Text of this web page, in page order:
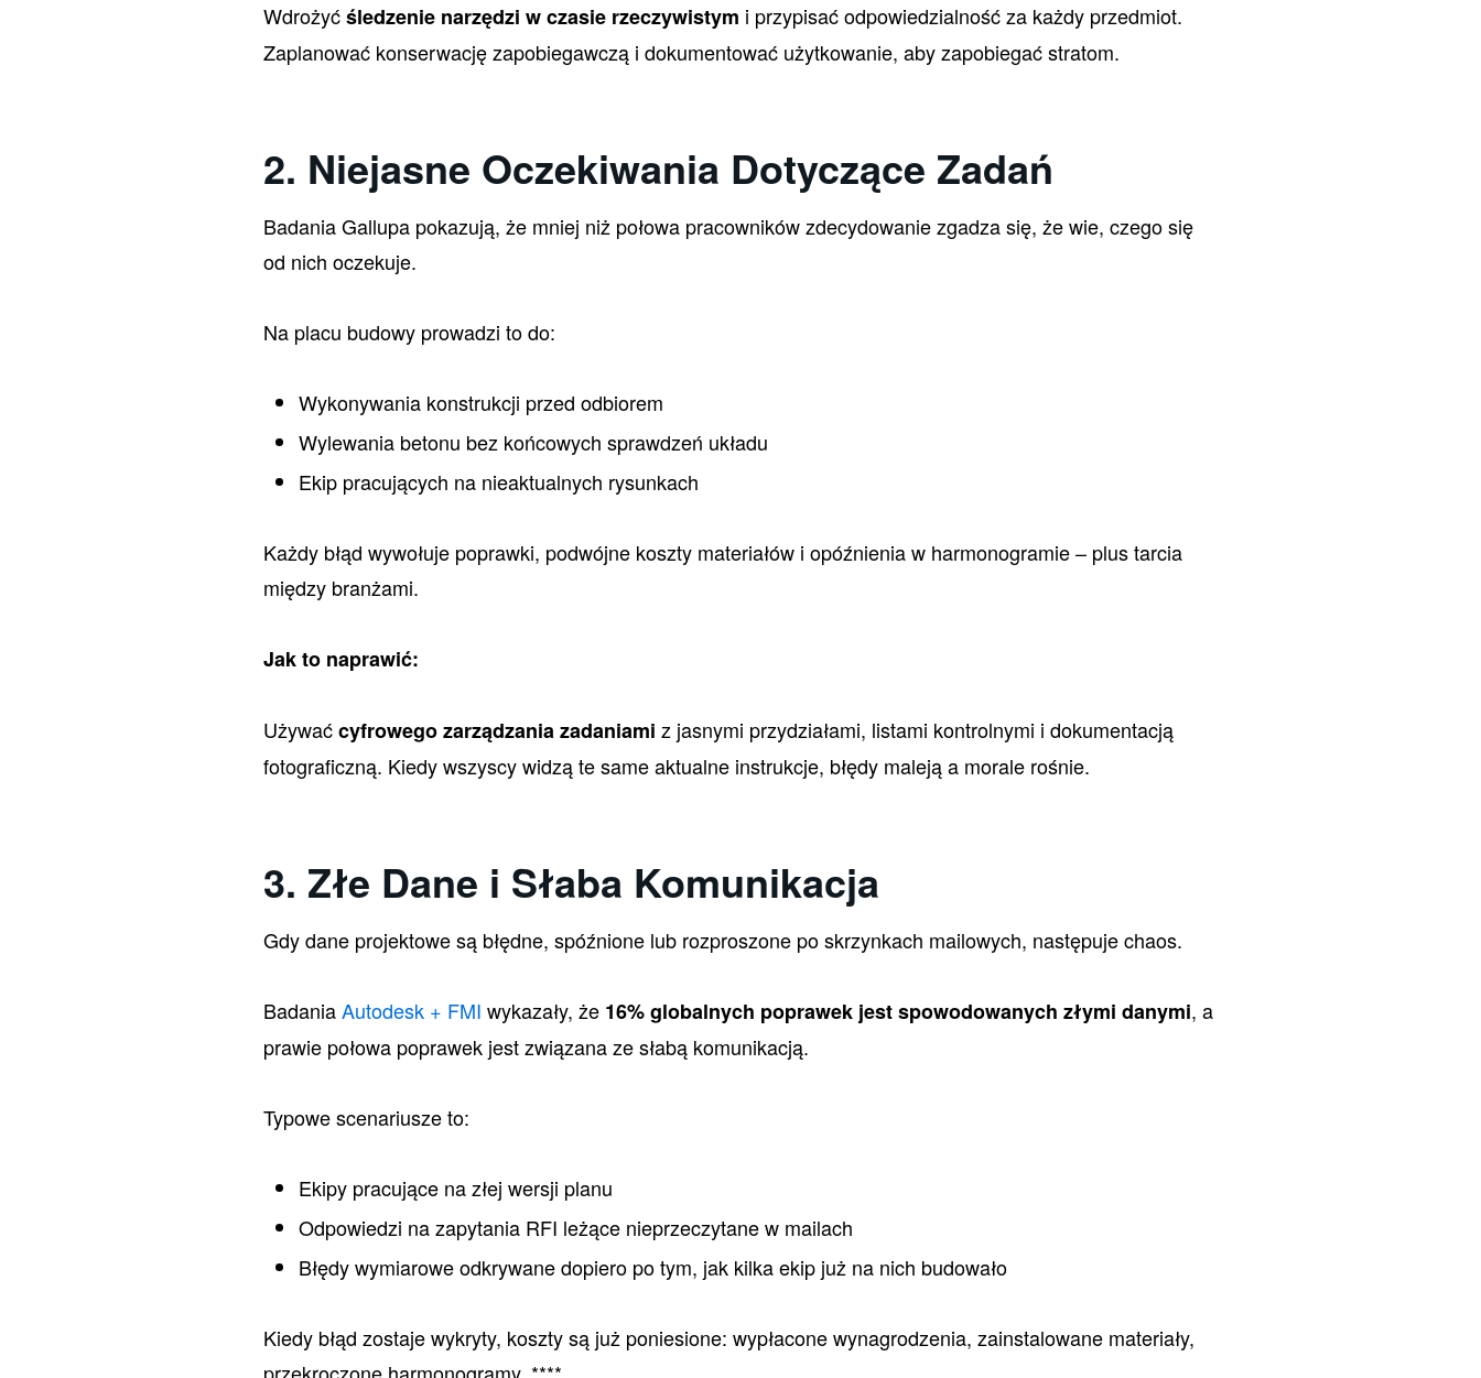
Wdrożyćśledzenie narzędzi w czasie rzeczywistym i przypisać odpowiedzialność za każdy przedmiot.
Zaplanować konserwację zapobiegawczą i dokumentować użytkowanie, aby zapobiegać stratom.
2. Niejasne Oczekiwania Dotyczące Zadań
Badania Gallupa pokazują, że mniej niż połowa pracowników zdecydowanie zgadza się, że wie, czego się
od nich oczekuje.
Na placu budowy prowadzi to do:
Wykonywania konstrukcji przed odbiorem
Wylewania betonu bez końcowych sprawdzeń układu
Ekip pracujących na nieaktualnych rysunkach
Każdy błąd wywołuje poprawki, podwójne koszty materiałów i opóźnienia w harmonogramie – plus tarcia
między branżami.
Jak to naprawić:
Używaćcyfrowego zarządzania zadaniami z jasnymi przydziałami, listami kontrolnymi i dokumentacją
fotograficzną. Kiedy wszyscy widzą te same aktualne instrukcje, błędy maleją a morale rośnie.
3. Złe Dane i Słaba Komunikacja
Gdy dane projektowe są błędne, spóźnione lub rozproszone po skrzynkach mailowych, następuje chaos.
BadaniaAutodesk + FMI wykazały, że 16% globalnych poprawek jest spowodowanych złymi danymi, a
prawie połowa poprawek jest związana ze słabą komunikacją.
Typowe scenariusze to:
Ekipy pracujące na złej wersji planu
Odpowiedzi na zapytania RFI leżące nieprzeczytane w mailach
Błędy wymiarowe odkrywane dopiero po tym, jak kilka ekip już na nich budowało
Kiedy błąd zostaje wykryty, koszty są już poniesione: wypłacone wynagrodzenia, zainstalowane materiały,